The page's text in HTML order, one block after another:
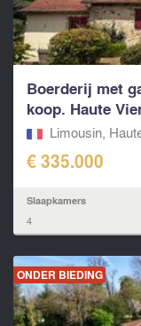
Boerderij met
koop. Haute
Limousin,
€ 335.000
Slaapkamers
4
ONDER BIEDING